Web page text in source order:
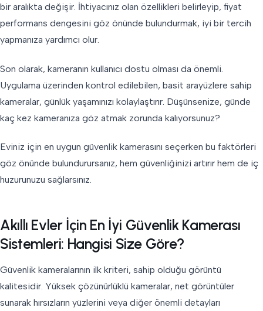
bir aralıkta değişir. İhtiyacınız olan özellikleri belirleyip, fiyat
performans dengesini göz önünde bulundurmak, iyi bir tercih
yapmanıza yardımcı olur.
Son olarak, kameranın kullanıcı dostu olması da önemli.
Uygulama üzerinden kontrol edilebilen, basit arayüzlere sahip
kameralar, günlük yaşamınızı kolaylaştırır. Düşünsenize, günde
kaç kez kameranıza göz atmak zorunda kalıyorsunuz?
Eviniz için en uygun güvenlik kamerasını seçerken bu faktörleri
göz önünde bulundurursanız, hem güvenliğinizi artırır hem de iç
huzurunuzu sağlarsınız.
Akıllı Evler İçin En İyi Güvenlik Kamerası
Sistemleri: Hangisi Size Göre?
Güvenlik kameralarının ilk kriteri, sahip olduğu görüntü
kalitesidir. Yüksek çözünürlüklü kameralar, net görüntüler
sunarak hırsızların yüzlerini veya diğer önemli detayları